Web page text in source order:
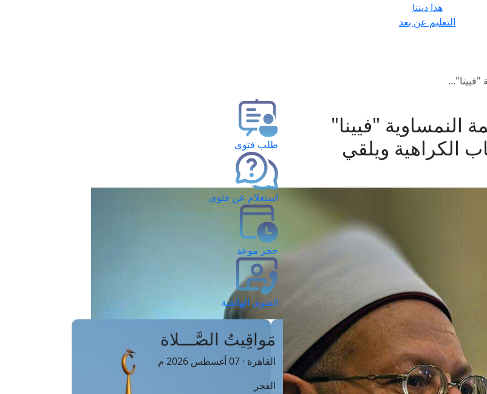
هذا ديننا
التعليم عن بعد
"فيينا"...
النمساوية "فيينا"
الكراهية ويلقي
طلب فتوى
استعلام عن فتوى
حجز موعد
الفتوى الهاتفية
مَواقِيتُ الصَّـــلاة
القاهرة · 07 أغسطس 2026 م
الفجر